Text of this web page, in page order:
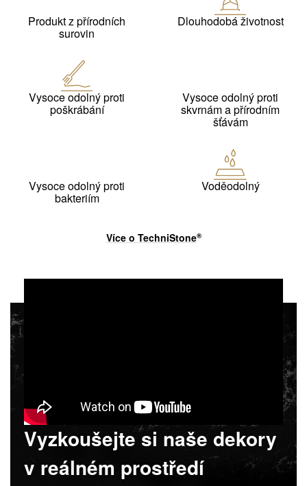
Produkt z přírodních
surovin
Dlouhodobá životnost
Vysoce odolný proti
poškrábání
Vysoce odolný proti
skvrnám a přírodním
šťávám
Vysoce odolný proti
bakteriím
Voděodolný
Více o TechniStone®
Vyzkoušejte si naše dekory
v reálném prostředí